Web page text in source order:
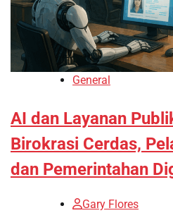
General
AI dan Layanan
Birokrasi Cerdas,
dan Pemerintahan
Gary Flores